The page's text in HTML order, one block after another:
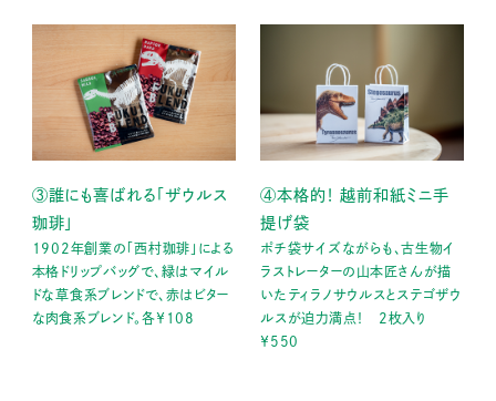
③誰にも喜ばれる「ザウルス
珈琲」
1902年創業の｢西村珈琲｣による
本格ドリップバッグで、緑はマイル
ドな草食系ブレンドで、赤はビター
な肉食系ブレンド。各￥108
④本格的！ 越前和紙ミニ手
提げ袋
ポチ袋サイズながらも、古生物イ
ラストレーターの山本匠さんが描
いたティラノサウルスとステゴザウ
ルスが迫力満点！ 2枚入り
￥550